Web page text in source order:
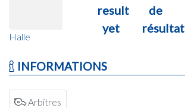
Halle
result
yet
de
résultat
INFORMATIONS
Arbitres